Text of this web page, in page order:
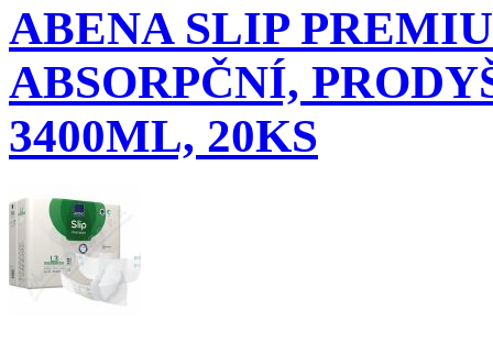
ABENA SLIP
ABSORPČNÍ,
3400ML, 20KS